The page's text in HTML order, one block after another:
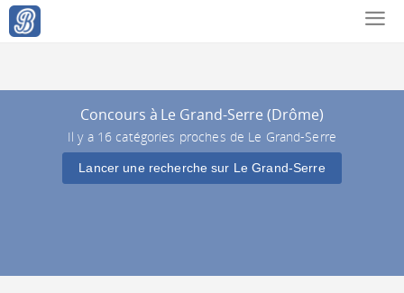
Concours à Le Grand-Serre (Drôme)
Il y a 16 catégories proches de Le Grand-Serre
Lancer une recherche sur Le Grand-Serre